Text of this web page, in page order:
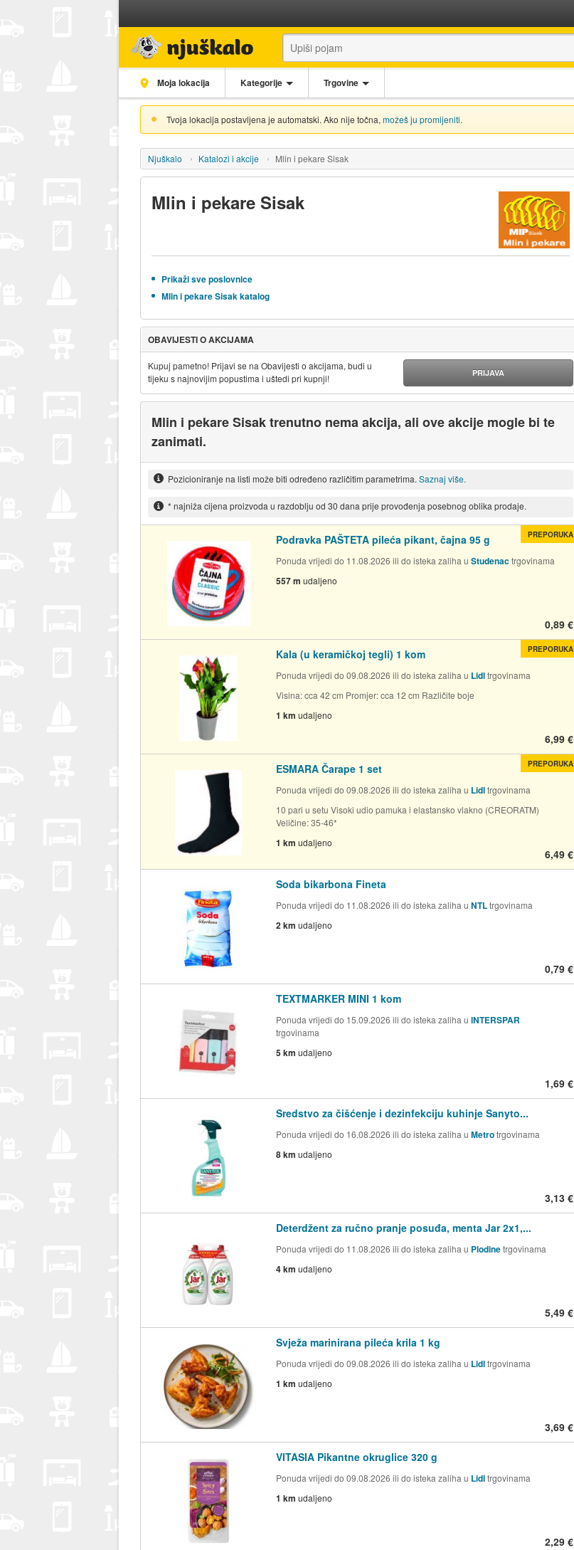
Moja lokacija Kategorije Trgovine
Tvoja lokacija postavljena je automatski. Ako nije točna, možeš ju promijeniti.
Njuškalo Katalozi i akcije Mlin i pekare Sisak
Mlin i pekare Sisak
Prikaži sve poslovnice
Mlin i pekare Sisak katalog
OBAVIJESTI O AKCIJAMA
Kupuj pametno! Prijavi se na Obavijesti o akcijama, budi u
tijeku s najnovijim popustima i uštedi pri kupnji!
PRIJAVA
Mlin i pekare Sisak trenutno nema akcija, ali ove akcije mogle bi te
zanimati.
Pozicioniranje na listi može biti određeno različitim parametrima. Saznaj više.
* najniža cijena proizvoda u razdoblju od 30 dana prije provođenja posebnog oblika prodaje.
Podravka PAŠTETA pileća pikant, čajna 95 g
Ponuda vrijedi do 11.08.2026 ili do isteka zaliha u Studenactrgovinama
557 m udaljeno
0,89 €
PREPORUKA
Kala (u keramičkoj tegli) 1 kom
Ponuda vrijedi do 09.08.2026 ili do isteka zaliha u Lidltrgovinama
Visina: cca 42 cm Promjer: cca 12 cm Različite boje
1 km udaljeno
6,99 €
PREPORUKA
ESMARA Čarape 1 set
Ponuda vrijedi do 09.08.2026 ili do isteka zaliha u Lidltrgovinama
10 pari u setu Visoki udio pamuka i elastansko vlakno (CREORATM)
Veličine: 35-46*
1 km udaljeno
6,49 €
PREPORUKA
Soda bikarbona Fineta
Ponuda vrijedi do 11.08.2026 ili do isteka zaliha u NTLtrgovinama
2 km udaljeno
0,79 €
TEXTMARKER MINI 1 kom
Ponuda vrijedi do 15.09.2026 ili do isteka zaliha u INTERSPAR
trgovinama
5 km udaljeno
1,69 €
Sredstvo za čišćenje i dezinfekciju kuhinje Sanyto...
Ponuda vrijedi do 16.08.2026 ili do isteka zaliha u Metrotrgovinama
8 km udaljeno
3,13 €
Deterdžent za ručno pranje posuđa, menta Jar 2x1,...
Ponuda vrijedi do 11.08.2026 ili do isteka zaliha u Plodinetrgovinama
4 km udaljeno
5,49 €
Svježa marinirana pileća krila 1 kg
Ponuda vrijedi do 09.08.2026 ili do isteka zaliha u Lidltrgovinama
1 km udaljeno
3,69 €
VITASIA Pikantne okruglice 320 g
Ponuda vrijedi do 09.08.2026 ili do isteka zaliha u Lidltrgovinama
1 km udaljeno
2,29 €